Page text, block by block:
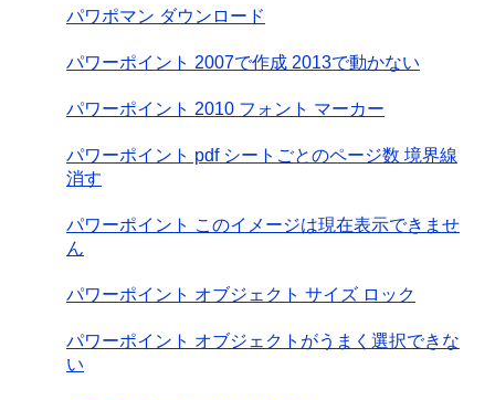
パワポマン ダウンロード
パワーポイント 2007で作成 2013で動かない
パワーポイント 2010 フォント マーカー
パワーポイント pdf シートごとのページ数 境界線
消す
パワーポイント このイメージは現在表示できませ
ん
パワーポイント オブジェクト サイズ ロック
パワーポイント オブジェクトがうまく選択できな
い